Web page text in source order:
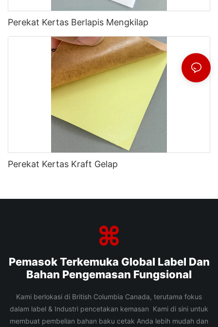
Perekat Kertas Berlapis Mengkilap
Perekat Kertas Kraft Gelap
Pemasok Terkemuka Global Label Dan
Bahan Pengemasan Fungsional
Kami berlokasi di British Columbia Canada, terutama fokus
dalam label & Industri pencetakan kemasan Kami di sini untuk
membuat pembelian bahan baku cetak Anda lebih mudah dan